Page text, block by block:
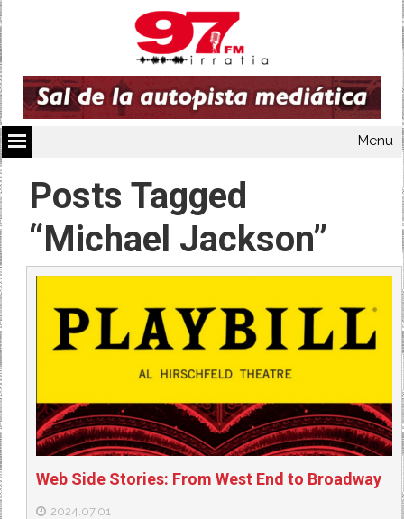
Menu
Posts Tagged
“Michael Jackson”
Web Side Stories: From West End to Broadway
2024.07.01